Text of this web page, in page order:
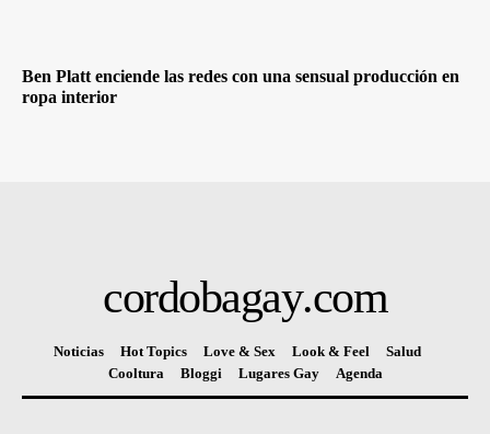
Ben Platt enciende las redes con una sensual producción en
ropa interior
cordobagay.com
Noticias Hot Topics Love & Sex Look & Feel
Salud
Cooltura
Bloggi Lugares Gay Agenda